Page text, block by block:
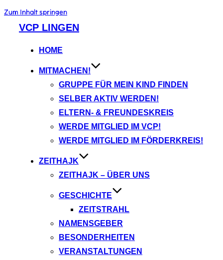
Zum Inhalt springen
VCP LINGEN
HOME
MITMACHEN!
GRUPPE FÜR MEIN KIND FINDEN
SELBER AKTIV WERDEN!
ELTERN- & FREUNDESKREIS
WERDE MITGLIED IM VCP!
WERDE MITGLIED IM FÖRDERKREIS!
ZEITHAJK
ZEITHAJK – ÜBER UNS
GESCHICHTE
ZEITSTRAHL
NAMENSGEBER
BESONDERHEITEN
VERANSTALTUNGEN